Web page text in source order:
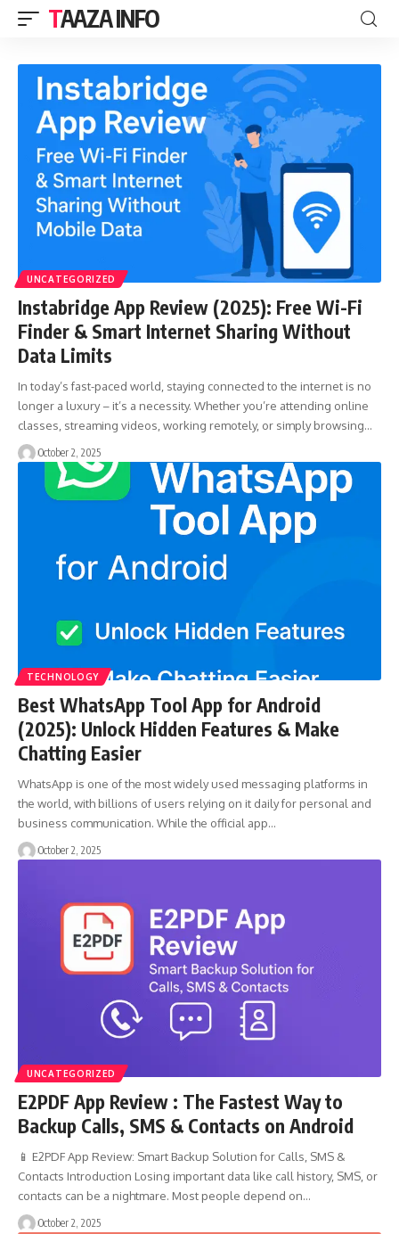
TAAZA INFO
UNCATEGORIZED
Instabridge App Review (2025): Free Wi-Fi
Finder & Smart Internet Sharing Without
Data Limits
In today’s fast-paced world, staying connected to the internet is no
longer a luxury – it’s a necessity. Whether you’re attending online
classes, streaming videos, working remotely, or simply browsing…
October 2, 2025
TECHNOLOGY
Best WhatsApp Tool App for Android
(2025): Unlock Hidden Features & Make
Chatting Easier
WhatsApp is one of the most widely used messaging platforms in
the world, with billions of users relying on it daily for personal and
business communication. While the official app…
October 2, 2025
UNCATEGORIZED
E2PDF App Review : The Fastest Way to
Backup Calls, SMS & Contacts on Android
📱 E2PDF App Review: Smart Backup Solution for Calls, SMS &
Contacts Introduction Losing important data like call history, SMS, or
contacts can be a nightmare. Most people depend on…
October 2, 2025